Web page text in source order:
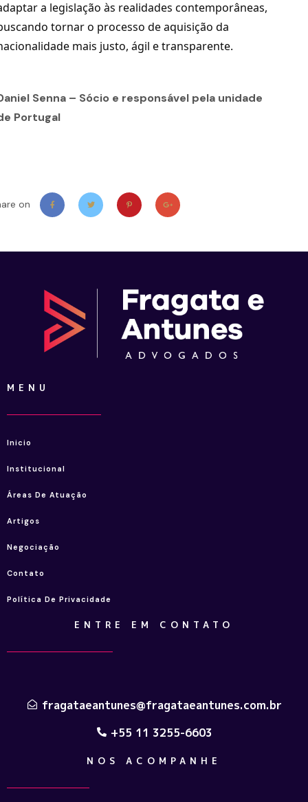
a legislação às realidades contemporâneas,
tornar o processo de aquisição da
mais justo, ágil e transparente.
Senna – Sócio e responsável pela unidade
Portugal
on
MENU
Inicio
Institucional
Áreas De Atuação
Artigos
Negociação
Contato
Política De Privacidade
ENTRE EM CONTATO
fragataeantunes@fragataeantunes.com.br
+55 11 3255-6603
NOS ACOMPANHE